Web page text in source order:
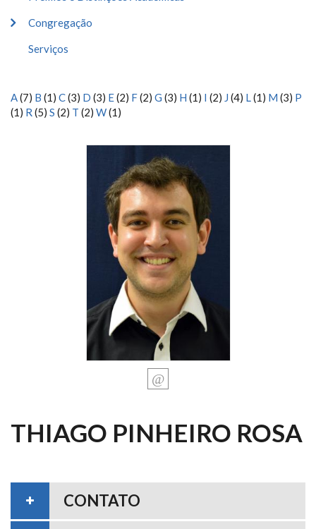
Congregação
Serviços
A(7) B (1) C(3) D (3) E(2) F(2) G (3) H (1) I (2) J (4) L(1) M (3) P
(1) R (5) S (2) T (2) W(1)
THIAGO PINHEIRO ROSA
CONTATO